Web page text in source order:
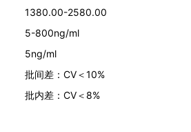
1380.00-2580.00
5-800ng/ml
5ng/ml
批间差：CV＜10%
批内差：CV＜8%